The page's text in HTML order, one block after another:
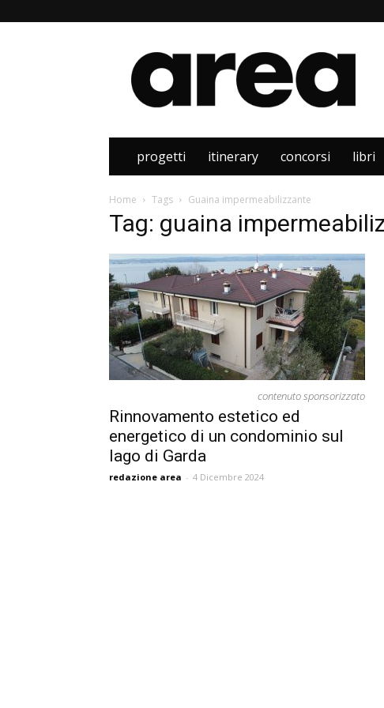
Area
progetti itinerary concorsi libri
Home Tags Guaina impermeabilizzante
Tag: guaina
contenuto sponsorizzato
Rinnovamento estetico ed
energetico di un condominio sul
lago di Garda
redazione area - 4 Dicembre 2024